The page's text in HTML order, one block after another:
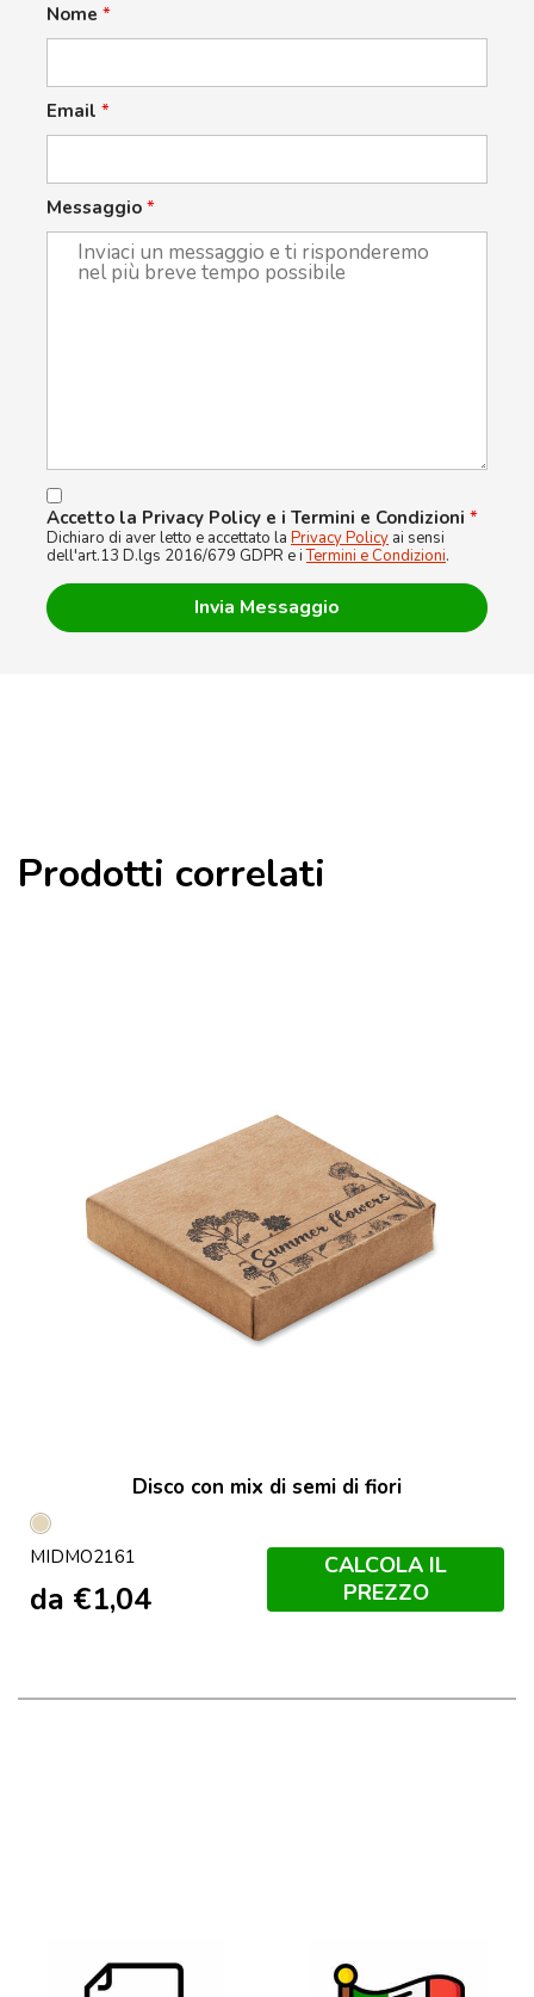
Nome *
Email *
Messaggio *
Accetto la Privacy Policy e i Termini e Condizioni *
Dichiaro di aver letto e accettato la Privacy Policy ai sensi
dell'art.13 D.lgs 2016/679 GDPR e iTermini e Condizioni.
Prodotti correlati
Disco con mix di semi di fiori
Beige
MIDMO2161
da €1,04
CALCOLA IL
PREZZO